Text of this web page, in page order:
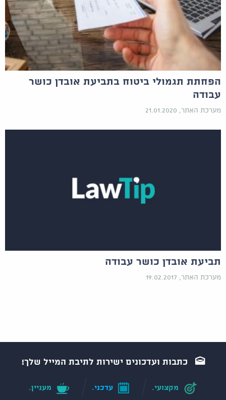
הפחתת תגמולי ביטוח בתביעת אובדן כושר
עבודה
מערכת האתר, 21.01.2020
תביעת אובדן כושר עבודה
מערכת האתר, 19.02.2017
כתבות ועדכונים ישירות לתיבת המייל שלך!
מקצועי. עדכני. מעניין.